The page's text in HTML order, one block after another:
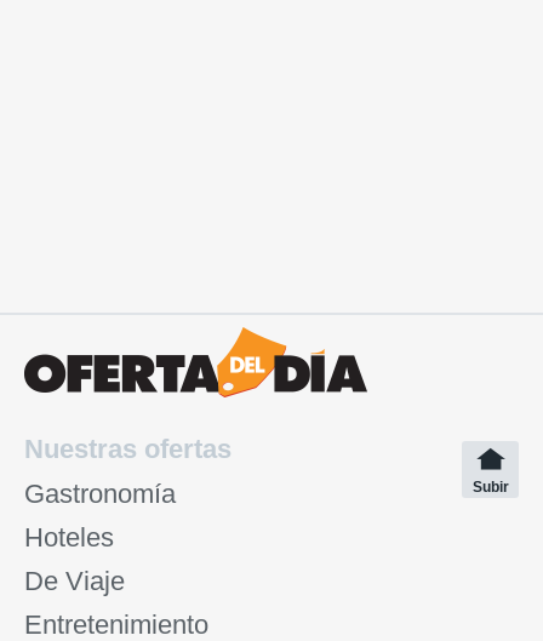
Nuestras ofertas
Gastronomía
Hoteles
De Viaje
Entretenimiento
Subir